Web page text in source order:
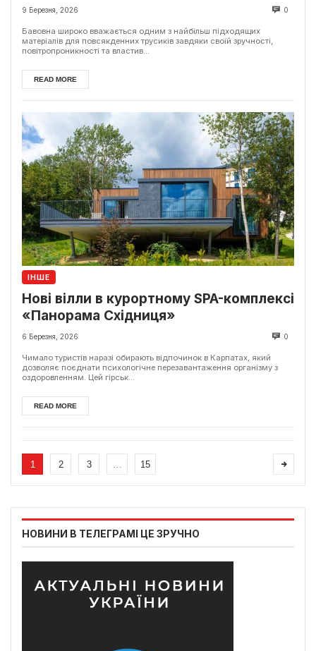
9 Березня, 2026 0
Бавовна широко вважається одним з найбільш підходящих
матеріалів для повсякденних трусиків завдяки своїй зручності,
повітропроникності та властив...
READ MORE
ІНШЕ
Нові вілли в курортному SPA-комплексі
«Панорама Східниця»
6 Березня, 2026 0
Чимало туристів наразі обирають відпочинок в Карпатах, який
дозволяє поєднати психологічне перезавантаження організму з
оздоровленням. Цей гірськ...
READ MORE
1 2 3 15
НОВИНИ В ТЕЛЕГРАМІ ЦЕ ЗРУЧНО